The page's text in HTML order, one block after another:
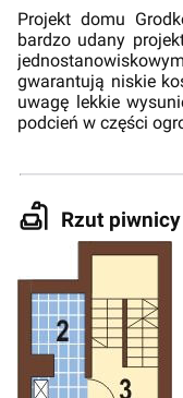
Projekt domu
bardzo udany
gwarantują niskie
uwagę lekkie
podcień w części
Rzut piwnicy